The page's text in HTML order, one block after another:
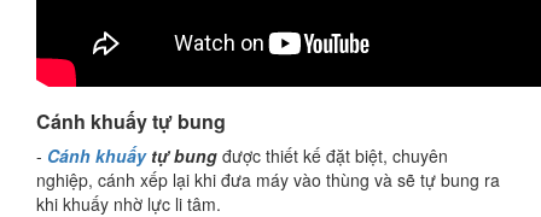
Cánh khuấy tự bung
- Cánh khuấy tự bung được thiết kế đặt biệt, chuyên
nghiệp, cánh xếp lại khi đưa máy vào thùng và sẽ tự bung ra
khi khuấy nhờ lực li tâm.